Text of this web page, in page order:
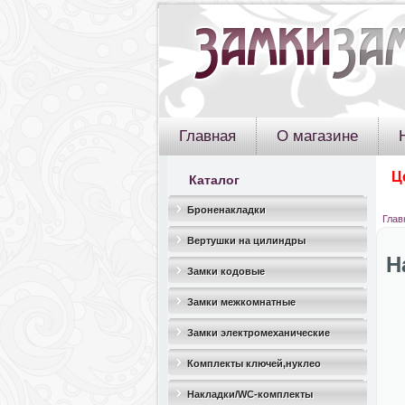
Главная О магазине
Каталог
Броненакладки
Вертушки на цилиндры
Замки кодовые
Замки межкомнатные
Замки электромеханические
Комплекты ключей,нуклео
Накладки/WC-комплекты